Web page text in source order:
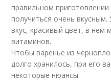
правильном
получиться очень
вкус, красивый цвет, в нем
витаминов.
Чтобы варенье из
долго хранилось, при его
некоторые нюансы.